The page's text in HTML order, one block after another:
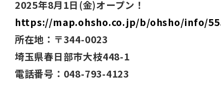
2025年8月1日(金)オープン！
https://map.ohsho.co.jp/b/ohsho/info/
所在地：〒344-0023
埼玉県春日部市大枝448-1
電話番号：048-793-4123